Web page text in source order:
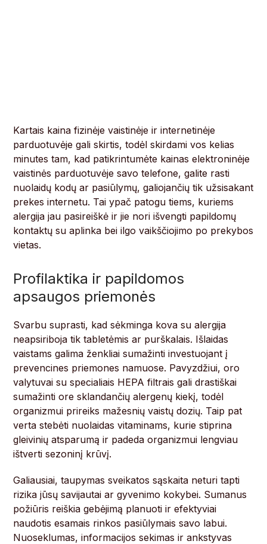
Kartais kaina fizinėje vaistinėje ir internetinėje
parduotuvėje gali skirtis, todėl skirdami vos kelias
minutes tam, kad patikrintumėte kainas elektroninėje
vaistinės parduotuvėje savo telefone, galite rasti
nuolaidų kodų ar pasiūlymų, galiojančių tik užsisakant
prekes internetu. Tai ypač patogu tiems, kuriems
alergija jau pasireiškė ir jie nori išvengti papildomų
kontaktų su aplinka bei ilgo vaikščiojimo po prekybos
vietas.
Profilaktika ir papildomos
apsaugos priemonės
Svarbu suprasti, kad sėkminga kova su alergija
neapsiriboja tik tabletėmis ar purškalais. Išlaidas
vaistams galima ženkliai sumažinti investuojant į
prevencines priemones namuose. Pavyzdžiui, oro
valytuvai su specialiais HEPA filtrais gali drastiškai
sumažinti ore sklandančių alergenų kiekį, todėl
organizmui prireiks mažesnių vaistų dozių. Taip pat
verta stebėti nuolaidas vitaminams, kurie stiprina
gleivinių atsparumą ir padeda organizmui lengviau
ištverti sezoninį krūvį.
Galiausiai, taupymas sveikatos sąskaita neturi tapti
rizika jūsų savijautai ar gyvenimo kokybei. Sumanus
požiūris reiškia gebėjimą planuoti ir efektyviai
naudotis esamais rinkos pasiūlymais savo labui.
Nuoseklumas, informacijos sekimas ir ankstyvas